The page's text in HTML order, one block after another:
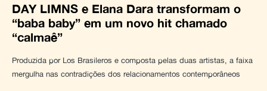
DAY LIMNS e Elana Dara transformam o
“baba baby” em um novo hit chamado
“calmaê”
Produzida por Los Brasileros e composta pelas duas artistas, a faixa
mergulha nas contradições dos relacionamentos contemporâneos